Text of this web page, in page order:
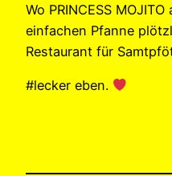
Wo PRINCESS
einfachen Pfanne
Restaurant für
#lecker eben.